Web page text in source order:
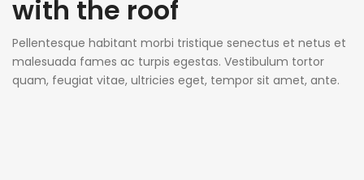
with the roof
Pellentesque habitant morbi tristique senectus et netus et
malesuada fames ac turpis egestas. Vestibulum tortor
quam, feugiat vitae, ultricies eget, tempor sit amet, ante.